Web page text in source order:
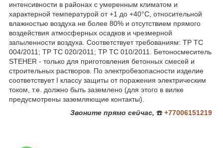
интенсивности в районах с умеренным климатом и
характерной температурой от +1 до +40°С, относительной
влажностью воздуха не более 80% и отсутствием прямого
воздействия атмосферных осадков и чрезмерной
запыленности воздуха. Соответствует требованиям: ТР ТС
004/2011; ТР ТС 020/2011; ТР ТС 010/2011. Бетоносмеситель
STEHER - только для приготовления бетонных смесей и
строительных растворов. По электробезопасности изделие
соответствует I классу защиты от поражения электрическим
током, т.е. должно быть заземлено (для этого в вилке
предусмотрены заземляющие контакты).
Звоните прямо сейчас, ☎️ +77006151219